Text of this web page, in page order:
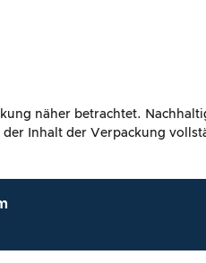
näher betrachtet.
Inhalt der Verpackung